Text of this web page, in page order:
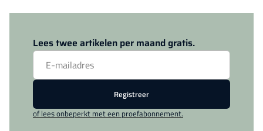
Lees twee artikelen per maand gratis.
Registreer
of lees onbeperkt met een proefabonnement.